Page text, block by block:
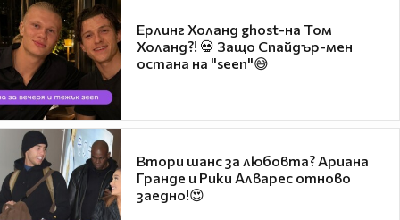
Ерлинг Холанд ghost-на Том
Холанд?! 💀 Защо Спайдър-мен
остана на "seen"😅
Втори шанс за любовта? Ариана
Гранде и Рики Алварес отново
заедно!😍